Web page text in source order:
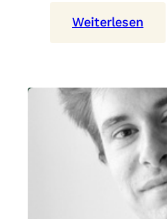
Weiterlesen